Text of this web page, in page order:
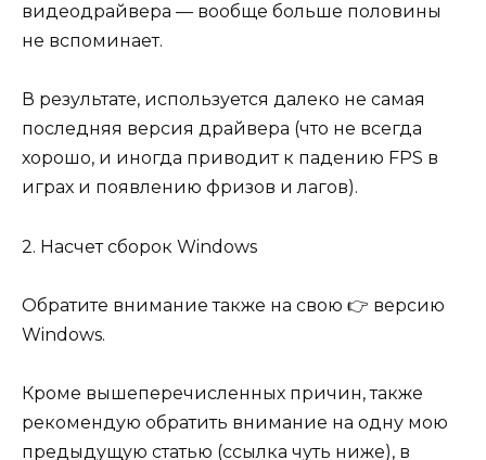
видеодрайвера — вообще больше половины
не вспоминает.
В результате, используется далеко не самая
последняя версия драйвера (что не всегда
хорошо, и иногда приводит к падению FPS в
играх и появлению фризов и лагов).
2. Насчет сборок Windows
Обратите внимание также на свою 👉 версию
Windows.
Кроме вышеперечисленных причин, также
рекомендую обратить внимание на одну мою
предыдущую статью (ссылка чуть ниже), в